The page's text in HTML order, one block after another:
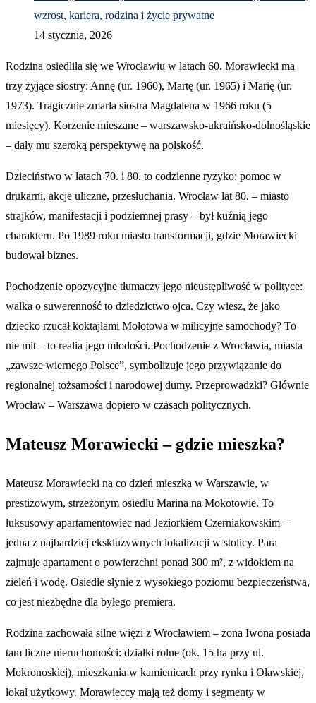
wzrost, kariera, rodzina i życie prywatne
14 stycznia, 2026
Rodzina osiedliła się we Wrocławiu w latach 60. Morawiecki ma
trzy żyjące siostry: Annę (ur. 1960), Martę (ur. 1965) i Marię (ur.
1973). Tragicznie zmarła siostra Magdalena w 1966 roku (5
miesięcy). Korzenie mieszane – warszawsko-ukraińsko-dolnośląskie
– dały mu szeroką perspektywę na polskość.
Dzieciństwo w latach 70. i 80. to codzienne ryzyko: pomoc w
drukarni, akcje uliczne, przesłuchania. Wrocław lat 80. – miasto
strajków, manifestacji i podziemnej prasy – był kuźnią jego
charakteru. Po 1989 roku miasto transformacji, gdzie Morawiecki
budował biznes.
Pochodzenie opozycyjne tłumaczy jego nieustępliwość w polityce:
walka o suwerenność to dziedzictwo ojca. Czy wiesz, że jako
dziecko rzucał koktajlami Mołotowa w milicyjne samochody? To
nie mit – to realia jego młodości. Pochodzenie z Wrocławia, miasta
„zawsze wiernego Polsce”, symbolizuje jego przywiązanie do
regionalnej tożsamości i narodowej dumy. Przeprowadzki? Głównie
Wrocław – Warszawa dopiero w czasach politycznych.
Mateusz Morawiecki – gdzie mieszka?
Mateusz Morawiecki na co dzień mieszka w Warszawie, w
prestiżowym, strzeżonym osiedlu Marina na Mokotowie. To
luksusowy apartamentowiec nad Jeziorkiem Czerniakowskim –
jedna z najbardziej ekskluzywnych lokalizacji w stolicy. Para
zajmuje apartament o powierzchni ponad 300 m², z widokiem na
zieleń i wodę. Osiedle słynie z wysokiego poziomu bezpieczeństwa,
co jest niezbędne dla byłego premiera.
Rodzina zachowała silne więzi z Wrocławiem – żona Iwona posiada
tam liczne nieruchomości: działki rolne (ok. 15 ha przy ul.
Mokronoskiej), mieszkania w kamienicach przy rynku i Oławskiej,
lokal użytkowy. Morawieccy mają też domy i segmenty w